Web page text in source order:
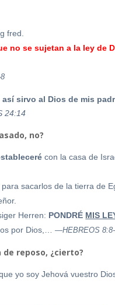
fred.
no se sujetan a la ley de
así sirvo al Dios de mis
24:14
no?
con la casa de
sacarlos de la tierra de
Herren: PONDRÉ MIS
por Dios,…—HEBREOS
reposo, ¿cierto?
yo soy Jehová vuestro